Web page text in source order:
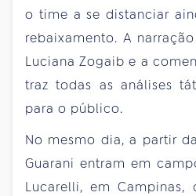
o time a se distanciar
rebaixamento. A
Luciana Zogaib e a
traz todas as análises
para o público.
No mesmo dia, a partir
Guarani entram em
Lucarelli, em Campinas,